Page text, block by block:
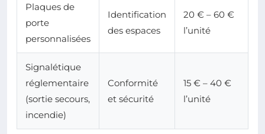
Plaques de
porte
personnalisées
Identification
des espaces
20 € – 60 €
l’unité
Signalétique
réglementaire
(sortie secours,
incendie)
Conformité
et sécurité
15 € – 40 €
l’unité